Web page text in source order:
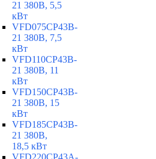
21 380В, 5,5
кВт
VFD075CP43B-
21 380В, 7,5
кВт
VFD110CP43B-
21 380В, 11
кВт
VFD150CP43B-
21 380В, 15
кВт
VFD185CP43B-
21 380В,
18,5 кВт